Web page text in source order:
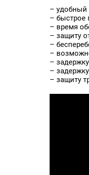
– удобный
– быстрое
– время
– защиту
–
–
–
–
– защиту